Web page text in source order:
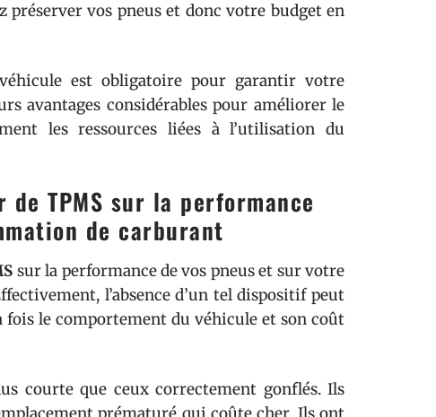
préserver vos pneus et donc votre budget en
est obligatoire pour garantir votre
avantages considérables pour améliorer le
les ressources liées à l’utilisation du
de TPMS sur la performance
de carburant
sur la performance de vos pneus et sur votre
l’absence d’un tel dispositif peut
le comportement du véhicule et son coût
courte que ceux correctement gonflés. Ils